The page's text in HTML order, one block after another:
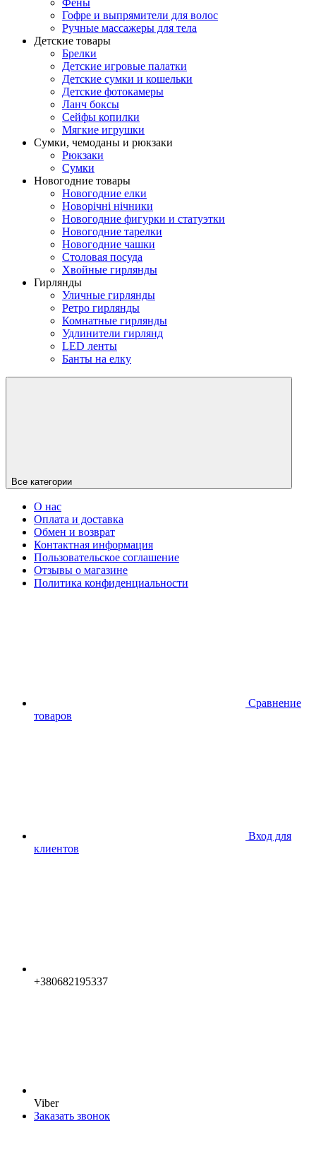
Фены
Гофре и выпрямители для волос
Ручные массажеры для тела
Детские товары
Брелки
Детские игровые палатки
Детские сумки и кошельки
Детские фотокамеры
Ланч боксы
Сейфы копилки
Мягкие игрушки
Сумки, чемоданы и рюкзаки
Рюкзаки
Сумки
Новогодние товары
Новогодние елки
Новорічні нічники
Новогодние фигурки и статуэтки
Новогодние тарелки
Новогодние чашки
Столовая посуда
Хвойные гирлянды
Гирлянды
Уличные гирлянды
Ретро гирлянды
Комнатные гирлянды
Удлинители гирлянд
LED ленты
Банты на елку
Все категории
О нас
Оплата и доставка
Обмен и возврат
Контактная информация
Пользовательское соглашение
Отзывы о магазине
Политика конфиденциальности
Сравнение
товаров
Вход для
клиентов
+380682195337
Viber
Заказать звонок